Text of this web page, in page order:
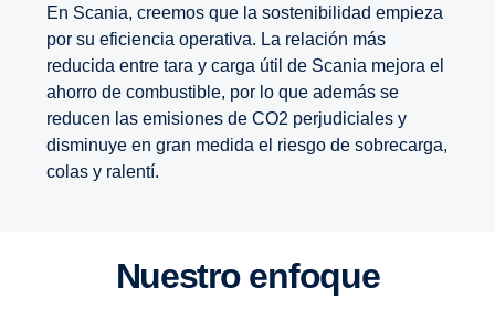
En Scania, creemos que la sostenibilidad empieza
por su eficiencia operativa. La relación más
reducida entre tara y carga útil de Scania mejora el
ahorro de combustible, por lo que además se
reducen las emisiones de CO2 perjudiciales y
disminuye en gran medida el riesgo de sobrecarga,
colas y ralentí.
Nuestro enfoque